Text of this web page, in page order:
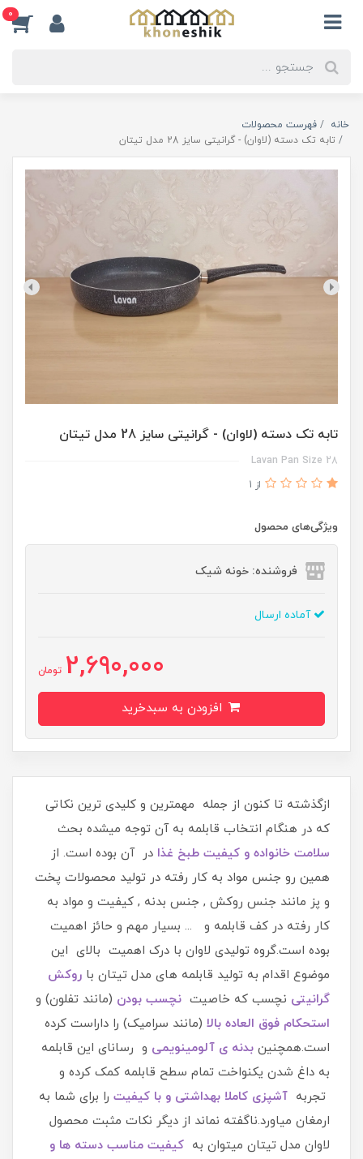
0
خانه
فهرست محصولات
تابه تک دسته (لاوان) - گرانیتی سایز 28 مدل تیتان
تابه تک دسته (لاوان) - گرانیتی سایز 28 مدل تیتان
Lavan Pan Size 28
از 1
ویژگی‌های محصول
فروشنده: خونه شیک
آماده ارسال
2,690,000 تومان
ازگذشته تا کنون از جمله مهمترین و کلیدی ترین نکاتی
که در هنگام انتخاب قابلمه به آن توجه میشده بحث
سلامت خانواده و کیفیت طبخ غذا در آن بوده است. از
همین رو جنس مواد به کار رفته در تولید محصولات پخت
و پز مانند جنس روکش , جنس بدنه , کیفیت و مواد به
کار رفته در کف قابلمه و ... بسیار مهم و حائز اهمیت
بوده است.گروه تولیدی لاوان با درک اهمیت بالای این
موضوع اقدام به تولید قابلمه های مدل تیتان با روکش
گرانیتی نچسب که خاصیت نچسب بودن (مانند تفلون) و
استحکام فوق العاده بالا (مانند سرامیک) را داراست کرده
است.همچنین بدنه ی آلومینویمی و رسانای این قابلمه
به داغ شدن یکنواخت تمام سطح قابلمه کمک کرده و
تجربه آشپزی کاملا بهداشتی و با کیفیت را برای شما به
ارمغان میاورد.ناگفته نماند از دیگر نکات مثبت محصول
لاوان مدل تیتان میتوان به کیفیت مناسب دسته ها و